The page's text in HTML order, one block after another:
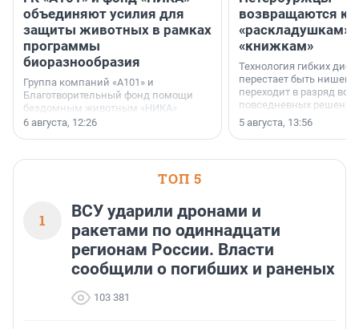
объединяют усилия для
защиты животных в рамках
программы
биоразнообразия
Группа компаний «А101» и
Благотворительный фонд помощи
бездомным животным «НИКА»
заключили соглашение о
6 августа, 12:26
возвращаются к
«раскладушкам»
«книжкам»
Технология гибких
перестает быть
переходит в разряд
повседневных
5 августа, 13:56
ТОП 5
1
ВСУ ударили дронами и
ракетами по одиннадцати
регионам России. Власти
сообщили о погибших и раненых
103 381